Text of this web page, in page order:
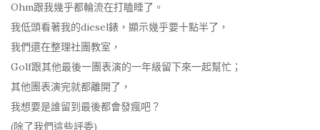
Ohm跟我幾乎都輪流在打瞌睡了。
我低頭看著我的diesel錶，顯示幾乎要十點半了，
我們還在整理社團教室，
Golf跟其他最後一團表演的一年級留下來一起幫忙；
其他團表演完就都離開了，
我想要是誰留到最後都會發瘋吧？
(除了我們這些評委)